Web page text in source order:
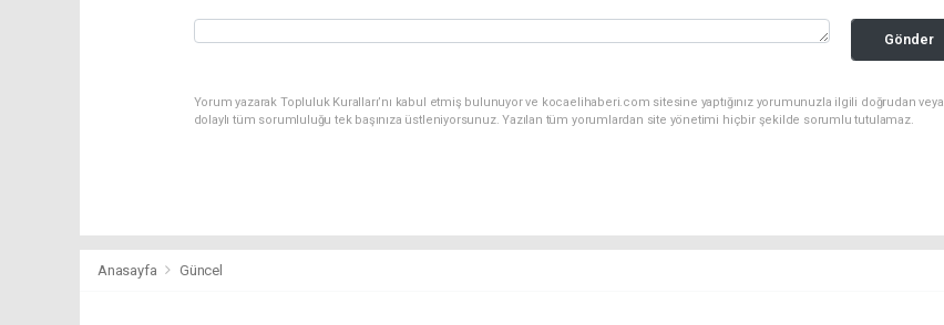
Gönder
Yorum yazarak Topluluk Kuralları’nı kabul etmiş bulunuyor ve kocaelihaberi.com sitesine yaptığınız yorumunuzla ilgili doğrudan veya
dolaylı tüm sorumluluğu tek başınıza üstleniyorsunuz. Yazılan tüm yorumlardan site yönetimi hiçbir şekilde sorumlu tutulamaz.
Anasayfa Güncel